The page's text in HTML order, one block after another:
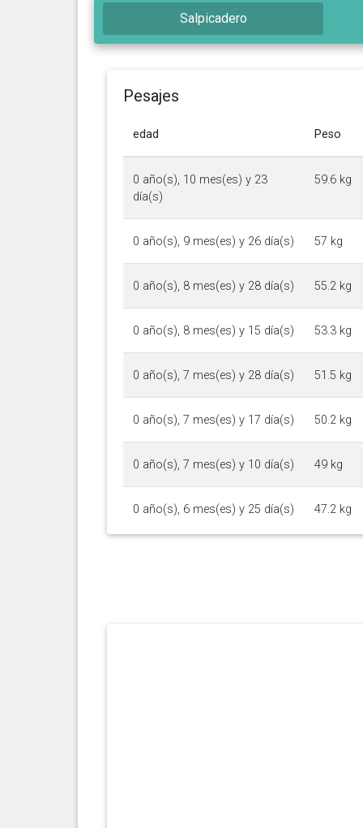
Salpicadero
Pesajes
edad Peso
0 año(s), 10 mes(es) y 23
día(s)
59.6 kg
0 año(s), 9 mes(es) y 26 día(s) 57 kg
0 año(s), 8 mes(es) y 28 día(s) 55.2 kg
0 año(s), 8 mes(es) y 15 día(s) 53.3 kg
0 año(s), 7 mes(es) y 28 día(s) 51.5 kg
0 año(s), 7 mes(es) y 17 día(s) 50.2 kg
0 año(s), 7 mes(es) y 10 día(s) 49 kg
0 año(s), 6 mes(es) y 25 día(s) 47.2 kg